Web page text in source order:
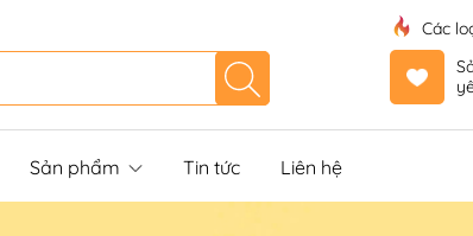
Các
Sản phẩm Tin tức Liên hệ